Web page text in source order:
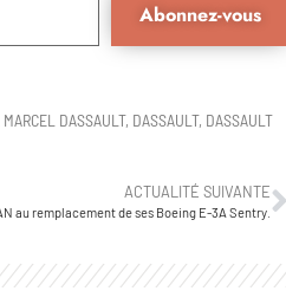
Abonnez-vous
DASSAULT, DASSAULT, DASSAULT
ACTUALITÉ SUIVANTE
au remplacement de ses Boeing E-3A Sentry.